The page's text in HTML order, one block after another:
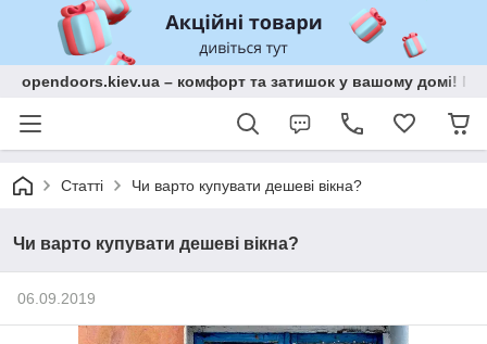
opendoors.kiev.ua – комфорт та затишок у вашому домі!
Статті Чи варто купувати дешеві вікна?
Чи варто купувати дешеві вікна?
06.09.2019